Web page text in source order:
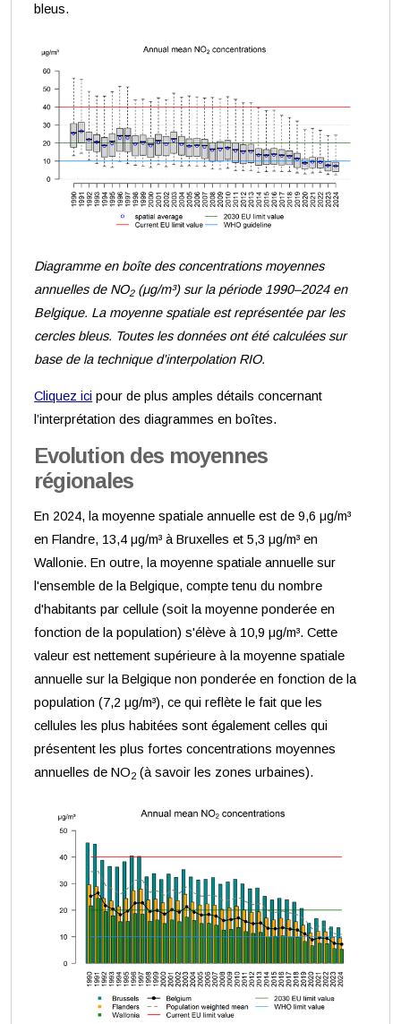
bleus.
Diagramme en boîte des concentrations moyennes
annuelles de NO2(μg/m³) sur la période 1990–2024 en
Belgique. La moyenne spatiale est représentée par les
cercles bleus. Toutes les données ont été calculées sur
base de la technique d'interpolation RIO.
Cliquez ici pour de plus amples détails concernant
l’interprétation des diagrammes en boîtes.
Evolution des moyennes
régionales
En 2024, la moyenne spatiale annuelle est de 9,6 μg/m³
en Flandre, 13,4 μg/m³ à Bruxelles et 5,3 μg/m³ en
Wallonie. En outre, la moyenne spatiale annuelle sur
l'ensemble de la Belgique, compte tenu du nombre
d'habitants par cellule (soit la moyenne ponderée en
fonction de la population) s'élève à 10,9 μg/m³. Cette
valeur est nettement supérieure à la moyenne spatiale
annuelle sur la Belgique non ponderée en fonction de la
population (7,2 μg/m³), ce qui reflète le fait que les
cellules les plus habitées sont également celles qui
présentent les plus fortes concentrations moyennes
annuelles de NO2 (à savoir les zones urbaines).